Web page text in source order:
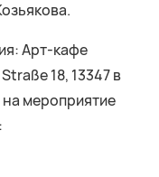
Арт-кафе
18, 13347 в
мероприятие